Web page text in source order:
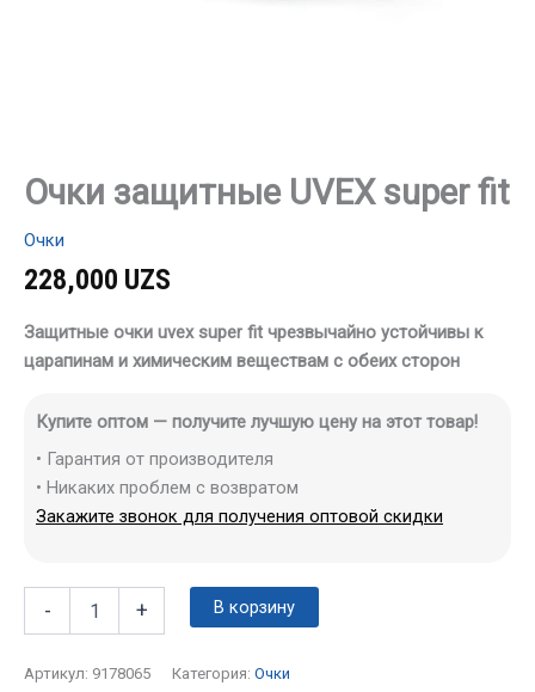
Очки защитные UVEX super fit
Очки
228,000 UZS
Защитные очки uvex super fit чрезвычайно устойчивы к
царапинам и химическим веществам с обеих сторон
Купите оптом — получите лучшую цену на этот товар!
• Гарантия от производителя
• Никаких проблем с возвратом
Закажите звонок для получения оптовой скидки
- + В корзину
Артикул: 9178065 Категория: Очки